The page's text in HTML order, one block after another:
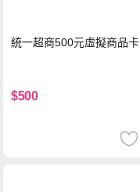
統一超商500元虛擬商品卡
$500